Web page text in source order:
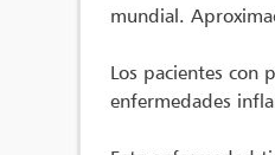
mundial.
Los pacientes con
enfermedades